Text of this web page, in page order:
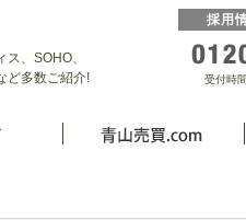
、SOHO、
ど多数ご紹介!
採用
受付時